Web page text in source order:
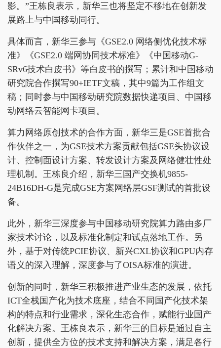
影。”王栋良表示，新华三也将坚定不移地在创新发
展路上与中国移动同行。
具体而言，新华三参与《GSE2.0 网络侧优化技术标
准》《GSE2.0 端网协同技术标准》《中国移动G-
SRv6技术白皮书》等白皮书的撰写；累计和中国移动
研究院合作撰写90+IETF文稿，其中9篇为工作组文
稿；同时参与中国移动研究院数据快递项目、中国移
动网络云智能网卡项目。
算力网络原创技术的合作方面，新华三是GSE首批合
作伙伴之一，为GSE技术方案贡献包括GSE头协议设
计、控制面设计方案、转发设计方案及网络健壮性处
理机制。王栋良介绍，新华三国产交换机9855-
24B16DH-G是完成GSE方案网络层GSF测试的首批设
备。
此外，新华三深度参与中国移动研究院算力路由多厂
家技术讨论，以及标准化制定和试点落地工作。另
外，基于对传统PCIE协议、新兴CXL协议和GPU内存
语义的深入理解，深度参与了OISA标准的演进。
创新的同时，新华三积极推进产业生态的发展，依托
ICT全栈国产化为技术底座，结合不同国产化技术架
构的特点和行业需求，深化生态合作，赋能行业国产
化解决方案。王栋良表示，新华三的目标是通过自主
创新，提供全方位的技术支持和解决方案，满足各行